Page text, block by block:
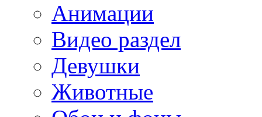
Анимации
Видео раздел
Девушки
Животные